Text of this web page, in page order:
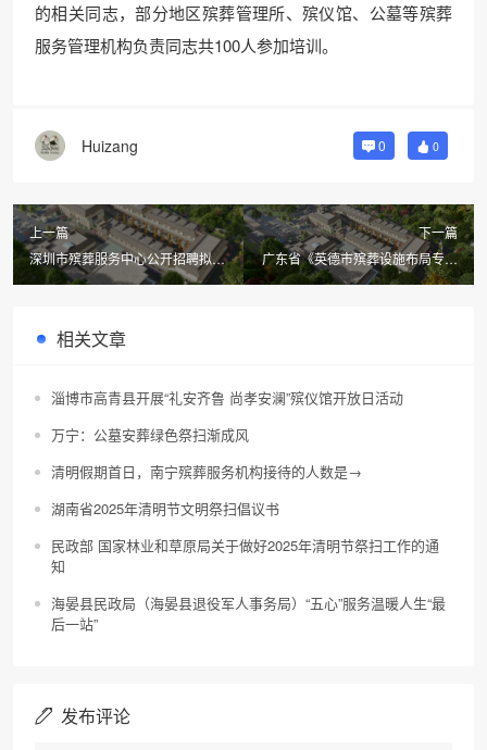
的相关同志，部分地区殡葬管理所、殡仪馆、公墓等殡葬
服务管理机构负责同志共100人参加培训。
Huizang 0 0
上一篇
深圳市殡葬服务中心公开招聘拟录
人选公示
下一篇
广东省《英德市殡葬设施布局专项
规划（2021-2035年）》草案公示
相关文章
淄博市高青县开展“礼安齐鲁 尚孝安澜”殡仪馆开放日活动
万宁：公墓安葬绿色祭扫渐成风
清明假期首日，南宁殡葬服务机构接待的人数是→
湖南省2025年清明节文明祭扫倡议书
民政部 国家林业和草原局关于做好2025年清明节祭扫工作的通
知
海晏县民政局（海晏县退役军人事务局）“五心”服务温暖人生“最
后一站”
发布评论